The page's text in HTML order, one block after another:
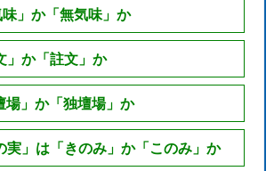
」か「無気味」か
か「註文」か
」か「独壇場」か
」は「きのみ」か「このみ」か